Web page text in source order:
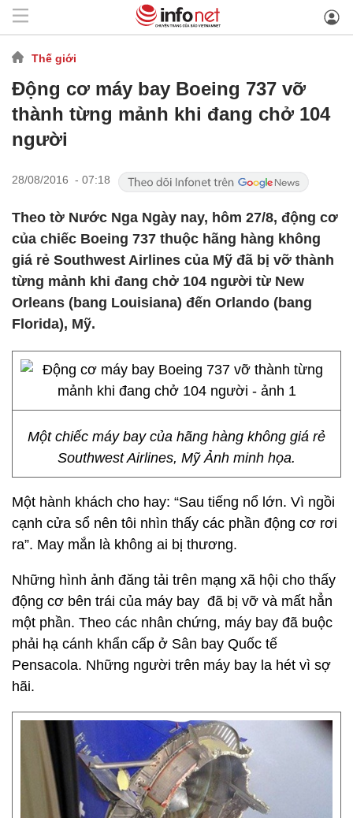
Thế giới
Động cơ máy bay Boeing 737 vỡ
thành từng mảnh khi đang chở 104
người
28/08/2016 - 07:18
Theo tờ Nước Nga Ngày nay, hôm 27/8, động cơ
của chiếc Boeing 737 thuộc hãng hàng không
giá rẻ Southwest Airlines của Mỹ đã bị vỡ thành
từng mảnh khi đang chở 104 người từ New
Orleans (bang Louisiana) đến Orlando (bang
Florida), Mỹ.
Một chiếc máy bay của hãng hàng không giá rẻ
Southwest Airlines, Mỹ Ảnh minh họa.
Một hành khách cho hay: “Sau tiếng nổ lớn. Vì ngồi
cạnh cửa sổ nên tôi nhìn thấy các phần động cơ rơi
ra”. May mắn là không ai bị thương.
Những hình ảnh đăng tải trên mạng xã hội cho thấy
động cơ bên trái của máy bay đã bị vỡ và mất hẳn
một phần. Theo các nhân chứng, máy bay đã buộc
phải hạ cánh khẩn cấp ở Sân bay Quốc tế
Pensacola. Những người trên máy bay la hét vì sợ
hãi.